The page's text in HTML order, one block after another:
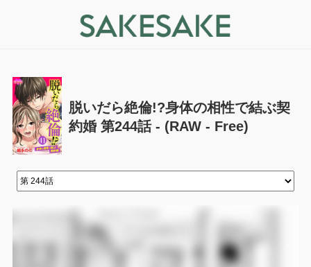
脱いだら絶倫!?身体の相性で結ぶ契
約婚 第244話 - (RAW - Free)